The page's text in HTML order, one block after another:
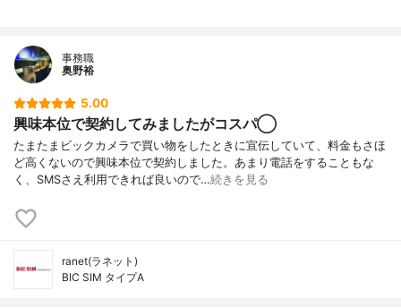
事務職
奥野裕
5.00
興味本位で契約してみましたがコスパ◯
たまたまビックカメラで買い物をしたときに宣伝していて、料金もさほ
ど高くないので興味本位で契約しました。あまり電話をすることもな
く、SMSさえ利用できれば良いので…続きを見る
ranet(ラネット)
BIC SIM タイプA